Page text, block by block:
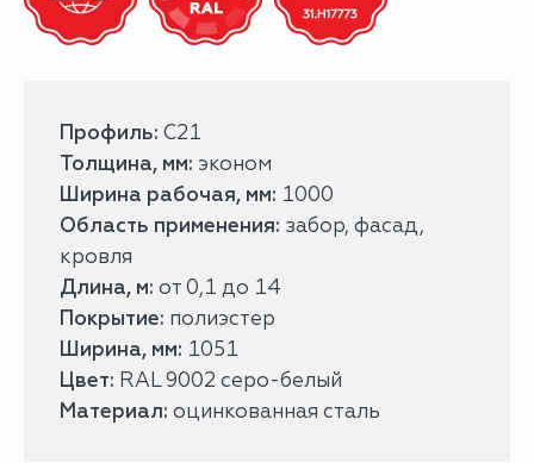
Профиль: С21
Толщина, мм: эконом
Ширина рабочая, мм: 1000
Область применения: забор, фасад,
кровля
Длина, м: от 0,1 до 14
Покрытие: полиэстер
Ширина, мм: 1051
Цвет: RAL 9002 серо-белый
Материал: оцинкованная сталь